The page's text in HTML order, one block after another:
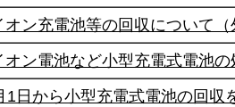
オン充電池等の回収について
オン電池など小型充電式電池
1日から小型充電式電池の回収